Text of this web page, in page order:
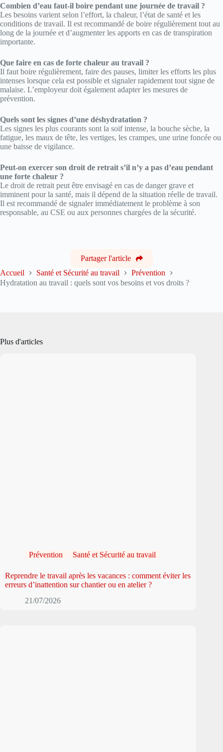
Combien d’eau faut-il boire pendant une journée de travail ?
Les besoins varient selon l’effort, la chaleur, l’état de santé et les
conditions de travail. Il est recommandé de boire régulièrement tout au
long de la journée et d’augmenter les apports en cas de transpiration
importante.
Que faire en cas de forte chaleur au travail ?
Il faut boire régulièrement, faire des pauses, limiter les efforts les plus
intenses lorsque cela est possible et signaler rapidement tout signe de
malaise. L’employeur doit également adapter les mesures de
prévention.
Quels sont les signes d’une déshydratation ?
Les signes les plus courants sont la soif intense, la bouche sèche, la
fatigue, les maux de tête, les vertiges, les crampes, une urine foncée ou
une baisse de vigilance.
Peut-on exercer son droit de retrait s’il n’y a pas d’eau pendant
une forte chaleur ?
Le droit de retrait peut être envisagé en cas de danger grave et
imminent pour la santé, mais il dépend de la situation réelle de travail.
Il est recommandé de signaler immédiatement le problème à son
responsable, au CSE ou aux personnes chargées de la sécurité.
Partager l'article
Accueil
Santé et Sécurité au travail
Prévention
Hydratation au travail : quels sont vos besoins et vos droits ?
Plus d'articles
Prévention Santé et Sécurité au travail
Reprendre le travail après les vacances : comment éviter les
erreurs d’inattention sur chantier ou en atelier ?
21/07/2026